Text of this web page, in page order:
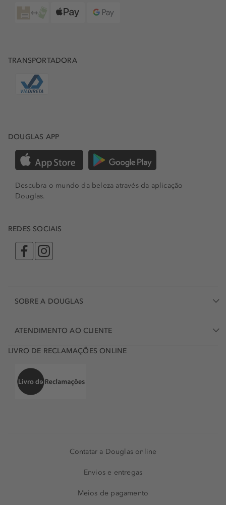
TRANSPORTADORA
DOUGLAS APP
Descubra o mundo da beleza através da aplicação
Douglas.
REDES SOCIAIS
SOBRE A DOUGLAS
ATENDIMENTO AO CLIENTE
LIVRO DE RECLAMAÇÕES ONLINE
Contatar a Douglas online
Envios e entregas
Meios de pagamento